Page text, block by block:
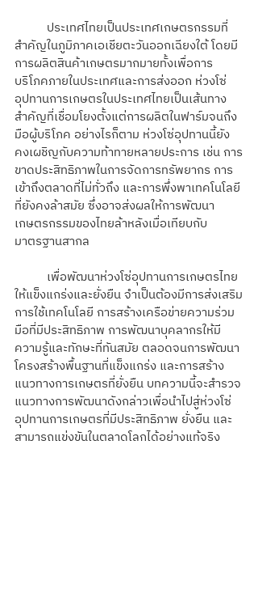
สำคัญในภูมิภาคเอเชียตะวันออกเฉียงใต้ โดยมี
การผลิตสินค้าเกษตรมากมายทั้งเพื่อการ
บริโภคภายในประเทศและการส่งออก ห่วงโซ่
อุปทานการเกษตรในประเทศไทยเป็นเส้นทาง
สำคัญที่เชื่อมโยงตั้งแต่การผลิตในฟาร์มจนถึง
มือผู้บริโภค อย่างไรก็ตาม ห่วงโซ่อุปทานนี้ยัง
คงเผชิญกับความท้าทายหลายประการ เช่น การ
ขาดประสิทธิภาพในการจัดการทรัพยากร การ
เข้าถึงตลาดที่ไม่ทั่วถึง และการพึ่งพาเทคโนโลยี
ที่ยังคงล้าสมัย ซึ่งอาจส่งผลให้การพัฒนา
เกษตรกรรมของไทยล้าหลังเมื่อเทียบกับ
มาตรฐานสากล
ให้แข็งแกร่งและยั่งยืน จำเป็นต้องมีการส่งเสริม
การใช้เทคโนโลยี การสร้างเครือข่ายความร่วม
มือที่มีประสิทธิภาพ การพัฒนาบุคลากรให้มี
ความรู้และทักษะที่ทันสมัย ตลอดจนการพัฒนา
โครงสร้างพื้นฐานที่แข็งแกร่ง และการสร้าง
แนวทางการเกษตรที่ยั่งยืน บทความนี้จะสำรวจ
แนวทางการพัฒนาดังกล่าวเพื่อนำไปสู่ห่วงโซ่
อุปทานการเกษตรที่มีประสิทธิภาพ ยั่งยืน และ
สามารถแข่งขันในตลาดโลกได้อย่างแท้จริง